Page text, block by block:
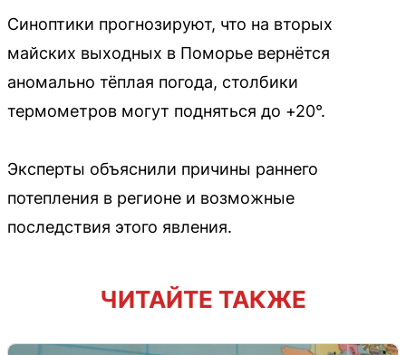
Синоптики прогнозируют, что на вторых
майских выходных в Поморье вернётся
аномально тёплая погода, столбики
термометров могут подняться до +20°.
Эксперты объяснили причины раннего
потепления в регионе и возможные
последствия этого явления.
ЧИТАЙТЕ ТАКЖЕ